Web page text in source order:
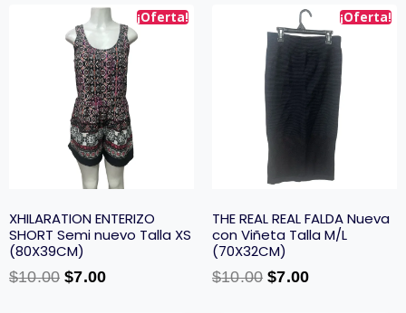
¡Oferta!
XHILARATION ENTERIZO
SHORT Semi nuevo Talla XS
(80X39CM)
$10.00 $7.00
¡Oferta!
THE REAL REAL FALDA Nueva
con Viñeta Talla M/L
(70X32CM)
$10.00 $7.00